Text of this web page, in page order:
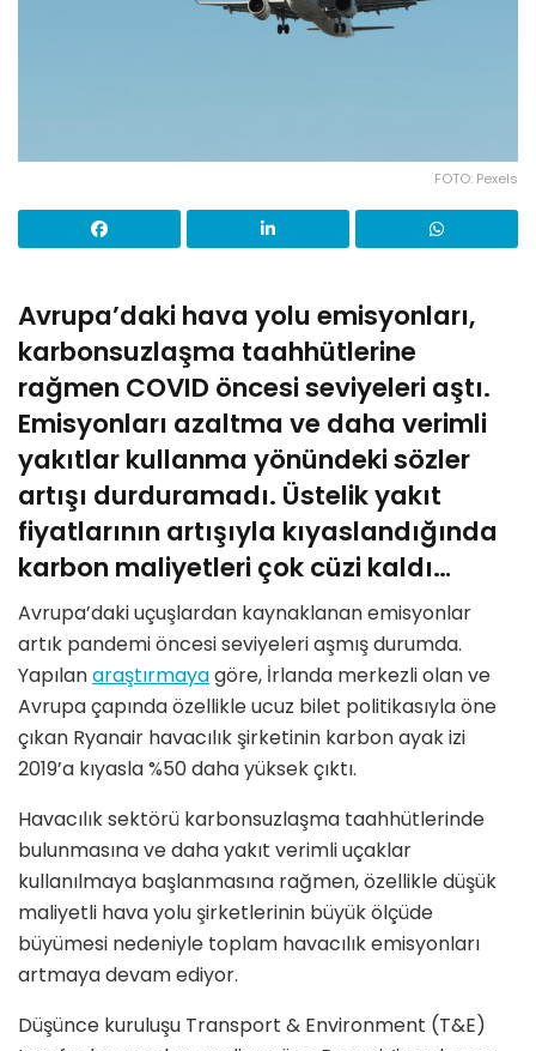
FOTO: Pexels
Avrupa’daki hava yolu emisyonları,
karbonsuzlaşma taahhütlerine
rağmen COVID öncesi seviyeleri aştı.
Emisyonları azaltma ve daha verimli
yakıtlar kullanma yönündeki sözler
artışı durduramadı. Üstelik yakıt
fiyatlarının artışıyla kıyaslandığında
karbon maliyetleri çok cüzi kaldı…
Avrupa’daki uçuşlardan kaynaklanan emisyonlar
artık pandemi öncesi seviyeleri aşmış durumda.
Yapılanaraştırmayagöre, İrlanda merkezli olan ve
Avrupa çapında özellikle ucuz bilet politikasıyla öne
çıkan Ryanair havacılık şirketinin karbon ayak izi
2019’a kıyasla %50 daha yüksek çıktı.
Havacılık sektörü karbonsuzlaşma taahhütlerinde
bulunmasına ve daha yakıt verimli uçaklar
kullanılmaya başlanmasına rağmen, özellikle düşük
maliyetli hava yolu şirketlerinin büyük ölçüde
büyümesi nedeniyle toplam havacılık emisyonları
artmaya devam ediyor.
Düşünce kuruluşu Transport & Environment (T&E)